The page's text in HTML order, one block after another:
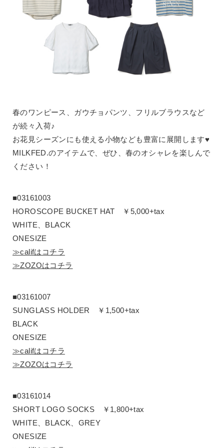
春のワンピース、ガウチョパンツ、フリルブラウスなど
が続々入荷♪
お花見シーズンにも使える小物なども豊富に展開します♥
MILKFED.のアイテムで、ぜひ、春のオシャレを楽しんで
ください！
■03161003
HOROSCOPE BUCKET HAT ￥5,000+tax
WHITE、BLACK
ONESIZE
≫califはコチラ
≫ZOZOはコチラ
■03161007
SUNGLASS HOLDER ￥1,500+tax
BLACK
ONESIZE
≫califはコチラ
≫ZOZOはコチラ
■03161014
SHORT LOGO SOCKS ￥1,800+tax
WHITE、BLACK、GREY
ONESIZE